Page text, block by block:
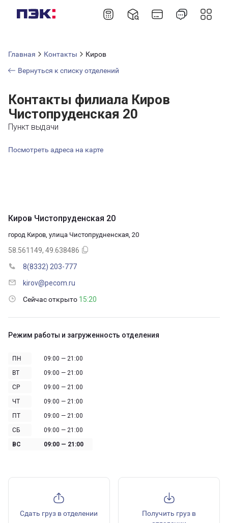
Главная Контакты
Киров
Вернуться к списку отделений
Контакты филиала Киров
Чистопруденская 20
Пункт выдачи
Посмотреть адреса на карте
Киров Чистопруденская 20
город Киров, улица Чистопрудненская, 20
58.561149, 49.638486
8(8332) 203-777
kirov@pecom.ru
Сейчас открыто 15:20
Режим работы и загруженность отделения
ПН
09:00 — 21:00
ВТ
09:00 — 21:00
СР
09:00 — 21:00
ЧТ
09:00 — 21:00
ПТ
09:00 — 21:00
СБ
09:00 — 21:00
ВС
09:00 — 21:00
Сдать груз в отделении
Получить груз в